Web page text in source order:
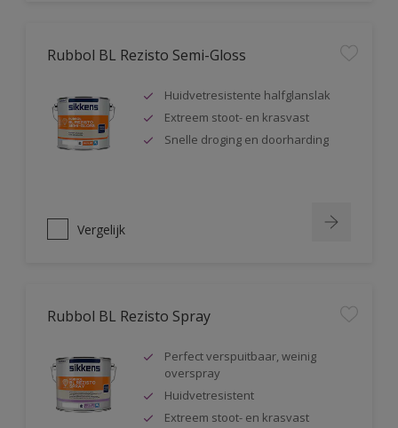
Rubbol BL Rezisto Semi-Gloss
Huidvetresistente halfglanslak
Extreem stoot- en krasvast
Snelle droging en doorharding
Vergelijk
Rubbol BL Rezisto Spray
Perfect verspuitbaar, weinig
overspray
Huidvetresistent
Extreem stoot- en krasvast